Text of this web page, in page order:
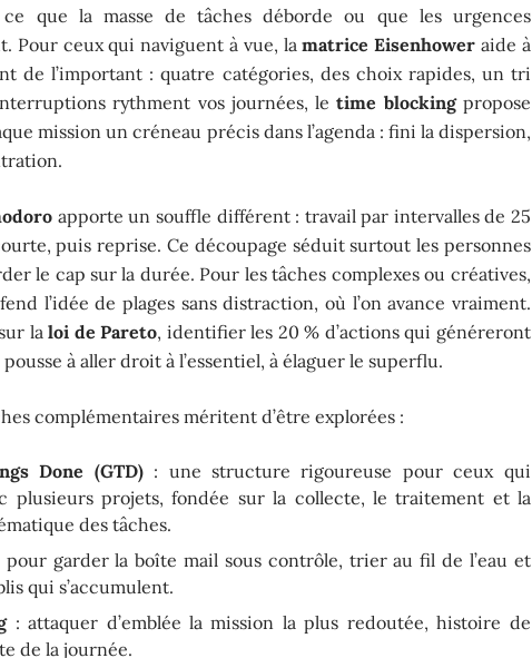
ce que la masse de tâches déborde ou que les urgences
Pour ceux qui naviguent à vue, lamatrice Eisenhower aide à
de l’important : quatre catégories, des choix rapides, un tri
rythment vos journées, letime blockingpropose
mission un créneau précis dans l’agenda : fini la dispersion,
apporte un souffle différent : travail par intervalles de 25
puis reprise. Ce découpage séduit surtout les personnes
le cap sur la durée. Pour les tâches complexes ou créatives,
l’idée de plages sans distraction, où l’on avance vraiment.
laloi de Pareto, identifier les 20 % d’actions qui généreront
pousse à aller droit à l’essentiel, à élaguer le superflu.
complémentaires méritent d’être explorées :
Done (GTD): une structure rigoureuse pour ceux qui
plusieurs projets, fondée sur la collecte, le traitement et la
des tâches.
pour garder la boîte mail sous contrôle, trier au fil de l’eau et
qui s’accumulent.
: attaquer d’emblée la mission la plus redoutée, histoire de
de la journée.